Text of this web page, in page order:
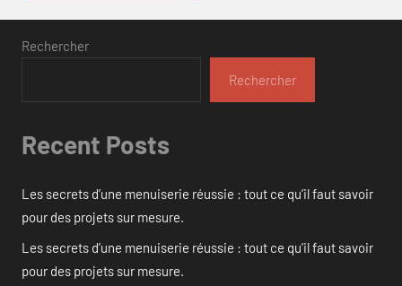
Rechercher
Rechercher
Recent Posts
Les secrets d’une menuiserie réussie : tout ce qu’il faut savoir
pour des projets sur mesure.
Les secrets d’une menuiserie réussie : tout ce qu’il faut savoir
pour des projets sur mesure.